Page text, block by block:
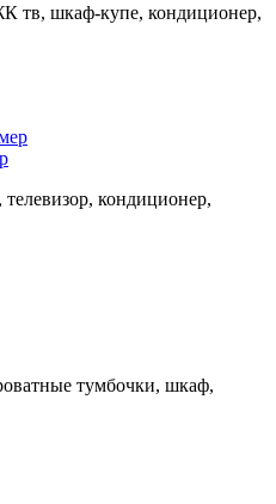
тв, шкаф-купе, кондиционер,
кондиционер,
тумбочки, шкаф,